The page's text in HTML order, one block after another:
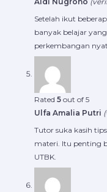
Setelah ikut
banyak belajar
perkembangan
Rated 5 out of 5
Ulfa Amalia Putri
Tutor suka kasih
materi. Itu penting
UTBK.